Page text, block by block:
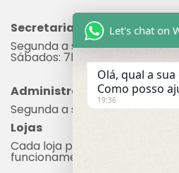
Secretaria
Segunda a sexta: 7h às 17h
Sábados: 7h às 12h
Administração
Segunda a sexta: 8h às 17h
Lojas
Cada loja possui seu próprio
funcionamento.
Let's chat on
Olá, qual a
Como posso
19:36